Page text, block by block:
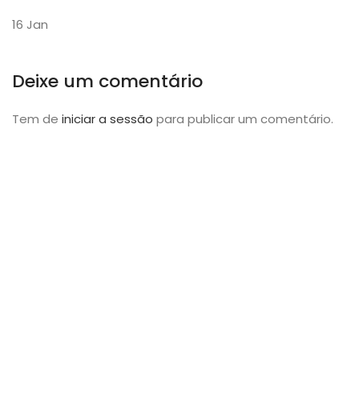
16 Jan
Deixe um comentário
Tem de iniciar a sessão para publicar um comentário.